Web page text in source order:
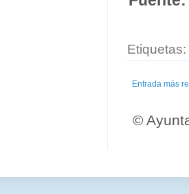
Etiquetas:
Entrada más
©